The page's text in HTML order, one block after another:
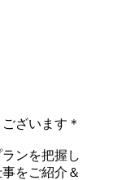
ざいます＊
ンを把握し
をご紹介＆